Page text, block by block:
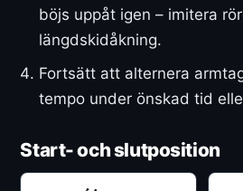
böjs uppåt igen – imitera
längdskidåkning.
Fortsätt att alternera
tempo under önskad tid
Start- och slutposition